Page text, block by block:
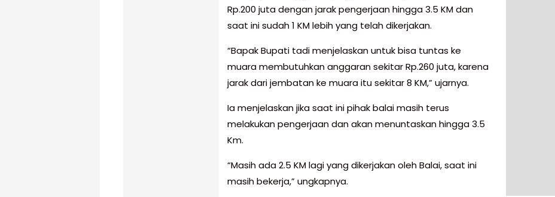
Rp.200 juta dengan jarak pengerjaan hingga 3.5 KM dan
saat ini sudah 1 KM lebih yang telah dikerjakan.
“Bapak Bupati tadi menjelaskan untuk bisa tuntas ke
muara membutuhkan anggaran sekitar Rp.260 juta, karena
jarak dari jembatan ke muara itu sekitar 8 KM,” ujarnya.
Ia menjelaskan jika saat ini pihak balai masih terus
melakukan pengerjaan dan akan menuntaskan hingga 3.5
Km.
“Masih ada 2.5 KM lagi yang dikerjakan oleh Balai, saat ini
masih bekerja,” ungkapnya.